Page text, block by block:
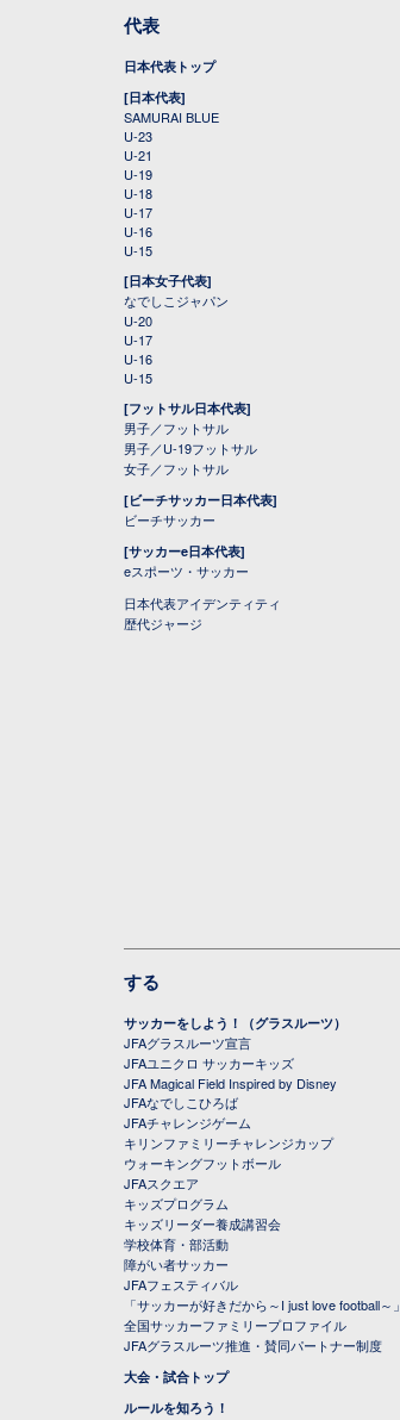
代表
日本代表トップ
[日本代表]
SAMURAI BLUE
U-23
U-21
U-19
U-18
U-17
U-16
U-15
[日本女子代表]
なでしこジャパン
U-20
U-17
U-16
U-15
[フットサル日本代表]
男子／フットサル
男子／U-19フットサル
女子／フットサル
[ビーチサッカー日本代表]
ビーチサッカー
[サッカーe日本代表]
eスポーツ・サッカー
日本代表アイデンティティ
歴代ジャージ
する
サッカーをしよう！（グラスルーツ）
JFAグラスルーツ宣言
JFAユニクロ サッカーキッズ
JFA Magical Field Inspired by Disney
JFAなでしこひろば
JFAチャレンジゲーム
キリンファミリーチャレンジカップ
ウォーキングフットボール
JFAスクエア
キッズプログラム
キッズリーダー養成講習会
学校体育・部活動
障がい者サッカー
JFAフェスティバル
「サッカーが好きだから～I just love football～」
全国サッカーファミリープロファイル
JFAグラスルーツ推進・賛同パートナー制度
大会・試合トップ
ルールを知ろう！